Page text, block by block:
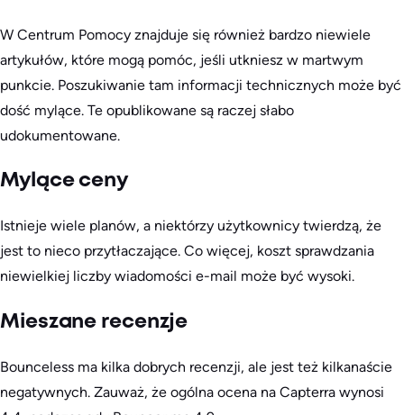
W Centrum Pomocy znajduje się również bardzo niewiele
artykułów, które mogą pomóc, jeśli utkniesz w martwym
punkcie. Poszukiwanie tam informacji technicznych może być
dość mylące. Te opublikowane są raczej słabo
udokumentowane.
Mylące ceny
Istnieje wiele planów, a niektórzy użytkownicy twierdzą, że
jest to nieco przytłaczające. Co więcej, koszt sprawdzania
niewielkiej liczby wiadomości e-mail może być wysoki.
Mieszane recenzje
Bounceless ma kilka dobrych recenzji, ale jest też kilkanaście
negatywnych. Zauważ, że ogólna ocena na Capterra wynosi